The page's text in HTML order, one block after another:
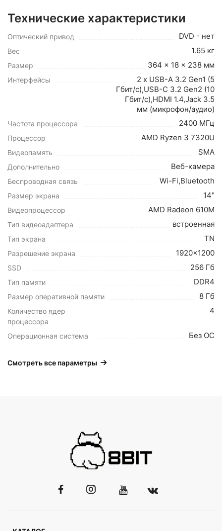
Технические характеристики
Оптический привод DVD - нет
Вес 1.65 кг
Размер 364 x 18 x 238 мм
Интерфейсы
2 x USB-A 3.2 Gen1 (5
Гбит/с),USB-C 3.2 Gen2 (10
Гбит/с),HDMI 1.4,Jack 3.5
мм (микрофон/аудио)
Частота процессора 2400 МГц
Процессор AMD Ryzen 3 7320U
Видеопамять SMA
Дополнительно Веб-камера
Беспроводная связь Wi-Fi,Bluetooth
Размер экрана 14"
Видеопроцессор AMD Radeon 610M
Тип видеоадаптера встроенная
Тип экрана TN
Разрешение экрана 1920x1200
SSD 256 Гб
Тип памяти DDR4
Размер оперативной памяти 8 Гб
Количество ядер
процессора
4
Операционная система Без ОС
Смотреть все параметры